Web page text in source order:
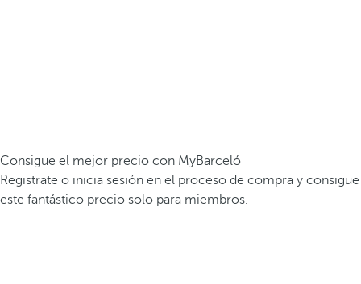
Consigue el mejor precio con MyBarceló
Registrate o inicia sesión en el proceso de compra y consigue
este fantástico precio solo para miembros.